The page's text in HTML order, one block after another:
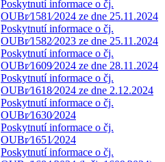
Poskytnutí informace o čj.
OUBr⁄1581⁄2024 ze dne 25.11.2024
Poskytnutí informace o čj.
OUBr⁄1582⁄2023 ze dne 25.11.2024
Poskytnutí informace o čj.
OUBr⁄1609⁄2024 ze dne 28.11.2024
Poskytnutí informace o čj.
OUBr⁄1618⁄2024 ze dne 2.12.2024
Poskytnutí informace o čj.
OUBr⁄1630⁄2024
Poskytnutí informace o čj.
OUBr⁄1651⁄2024
Poskytnutí informace o čj.